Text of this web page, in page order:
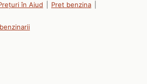
în Aiud Pret benzina